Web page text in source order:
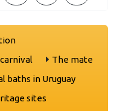
The mate
baths in Uruguay
sites